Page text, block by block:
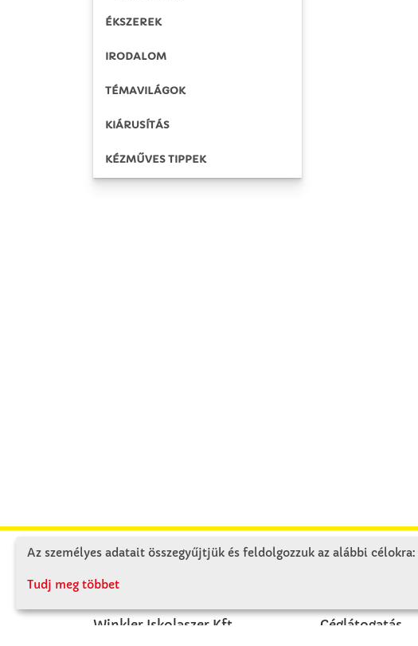
ÉKSZEREK
IRODALOM
TÉMAVILÁGOK
KIÁRUSÍTÁS
KÉZMŰVES TIPPEK
KAPCSOLAT
Winkler Iskolaszer Kft.
Céglátogatás
Az személyes adatait összegyűjtjük és feldolgozzuk az alábbi célokra:
Tudj meg többet